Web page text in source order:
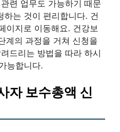
련 업무도 가능하기 때문
하는 것이 편리합니다. 건
이지로 이동해요. 건강보
계의 과정을 거쳐 신청을
드리는 방법을 따라 하시
능합니다.
자 보수총액 신